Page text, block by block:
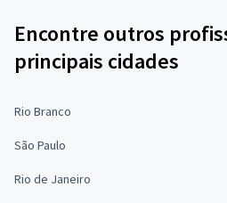
Encontre outros
principais cidades
Rio Branco
São Paulo
Rio de Janeiro